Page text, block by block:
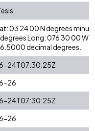
03 24 00 N degrees
Long: 076 30 00 W
decimal degrees.
24T07:30:25Z
26
24T07:30:25Z
26